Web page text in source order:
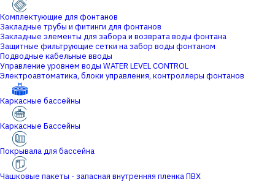
Комплектующие для фонтанов
Закладные трубы и фитинги для фонтанов
Закладные элементы для забора и возврата воды фонтана
Защитные фильтрующие сетки на забор воды фонтаном
Подводные кабельные вводы
Управление уровнем воды WATER LEVEL CONTROL
Электроавтоматика, блоки управления, контроллеры фонтанов
Каркасные бассейны
Каркасные Бассейны
Покрывала для бассейна
Чашковые пакеты - запасная внутренняя пленка ПВХ